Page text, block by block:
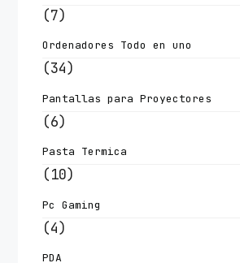
(7)
Ordenadores Todo en uno
(34)
Pantallas para Proyectores
(6)
Pasta Termica
(10)
Pc Gaming
(4)
PDA